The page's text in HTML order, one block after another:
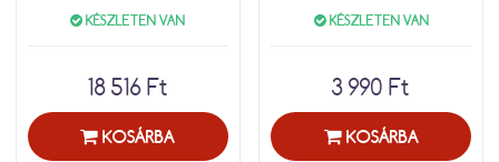
KÉSZLETEN VAN
18 516 Ft
KOSÁRBA
KÉSZLETEN VAN
3 990 Ft
KOSÁRBA